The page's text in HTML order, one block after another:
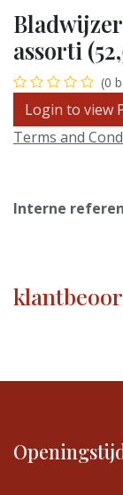
assorti
(0
Login to view
Terms and
Interne